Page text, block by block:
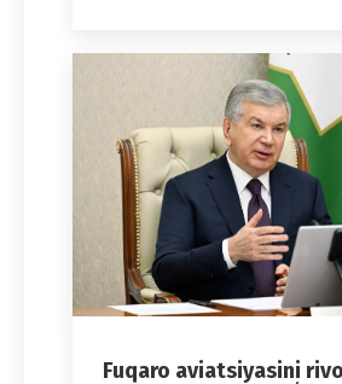
Fuqaro aviatsiyasini